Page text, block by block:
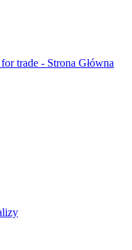
trade - Strona Główna